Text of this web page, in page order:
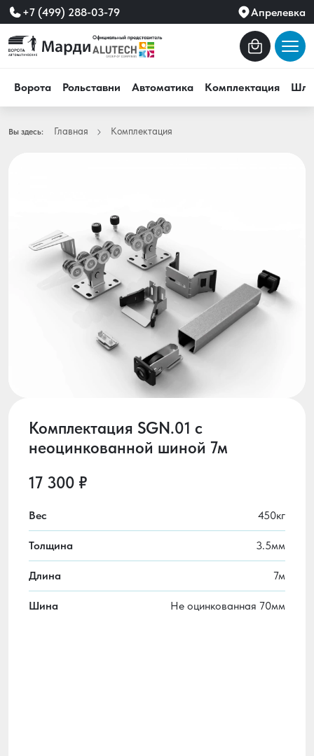
+7 (499) 288-03-79 Апрелевка
Ворота Рольставни Автоматика Комплектация
Вы здесь: Главная Комплектация
Комплектация SGN.01 с
неоцинкованной шиной 7м
17 300 ₽
Вес 450кг
Толщина 3.5мм
Длина 7м
Шина Не оцинкованная 70мм